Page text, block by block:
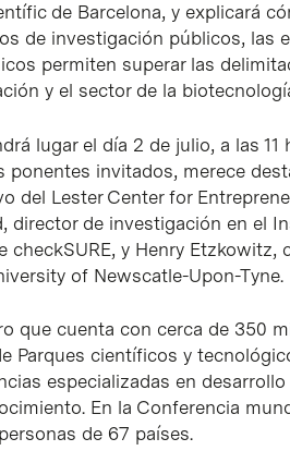
de Barcelona, y explicará
de investigación públicos, las
permiten superar las
y el sector de la
lugar el día 2 de julio, a las 11
ponentes invitados, merece
del Lester Center for
director de investigación en el
checkSURE, y Henry Etzkowitz,
of Newscatle-Upon-Tyne.
que cuenta con cerca de 350
Parques científicos y
especializadas en
En la Conferencia
de 67 países.